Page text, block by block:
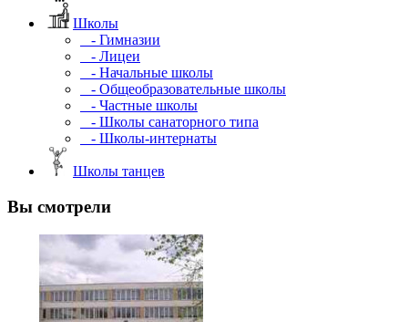
Школы
- Гимназии
- Лицеи
- Начальные школы
- Общеобразовательные школы
- Частные школы
- Школы санаторного типа
- Школы-интернаты
Школы танцев
Вы смотрели